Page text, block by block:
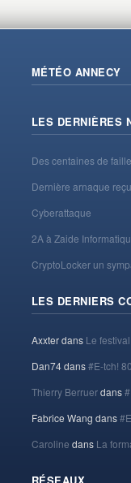
MÉTÉO ANNECY
LES DERNIÈRES
Des centaines de
Dernière arnaque
Cyberattaque
2A à Zaide
CryptoLocker un
LES DERNIERS
Axxterdans Le
Dan74dans#E-tch!
Thierry Berruerdans
Fabrice Wang dans
Caroline dans La